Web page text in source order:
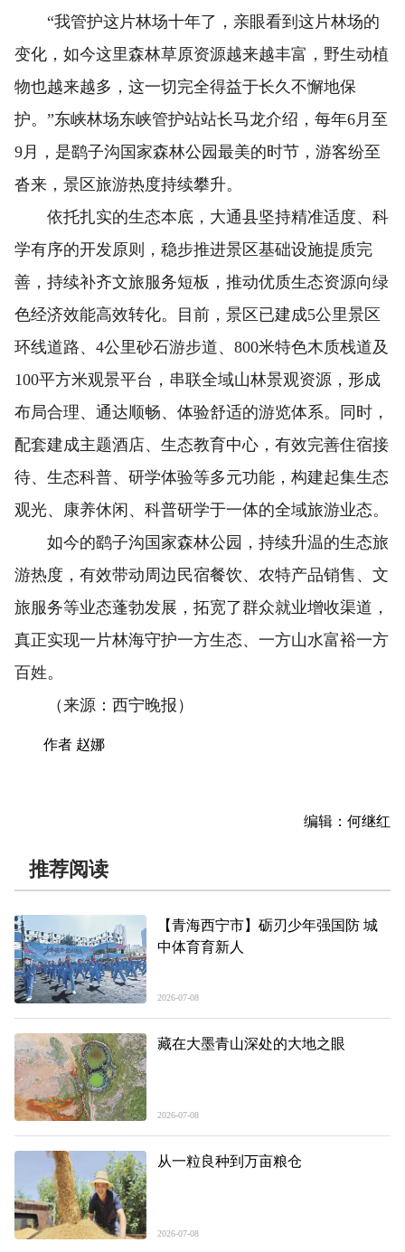
“我管护这片林场十年了，亲眼看到这片林场的
变化，如今这里森林草原资源越来越丰富，野生动植
物也越来越多，这一切完全得益于长久不懈地保
护。”东峡林场东峡管护站站长马龙介绍，每年6月至
9月，是鹞子沟国家森林公园最美的时节，游客纷至
沓来，景区旅游热度持续攀升。
依托扎实的生态本底，大通县坚持精准适度、科
学有序的开发原则，稳步推进景区基础设施提质完
善，持续补齐文旅服务短板，推动优质生态资源向绿
色经济效能高效转化。目前，景区已建成5公里景区
环线道路、4公里砂石游步道、800米特色木质栈道及
100平方米观景平台，串联全域山林景观资源，形成
布局合理、通达顺畅、体验舒适的游览体系。同时，
配套建成主题酒店、生态教育中心，有效完善住宿接
待、生态科普、研学体验等多元功能，构建起集生态
观光、康养休闲、科普研学于一体的全域旅游业态。
如今的鹞子沟国家森林公园，持续升温的生态旅
游热度，有效带动周边民宿餐饮、农特产品销售、文
旅服务等业态蓬勃发展，拓宽了群众就业增收渠道，
真正实现一片林海守护一方生态、一方山水富裕一方
百姓。
（来源：西宁晚报）
作者 赵娜
编辑：何继红
推荐阅读
【青海西宁市】砺刃少年强国防 城
中体育育新人
2026-07-08
藏在大墨青山深处的大地之眼
2026-07-08
从一粒良种到万亩粮仓
2026-07-08